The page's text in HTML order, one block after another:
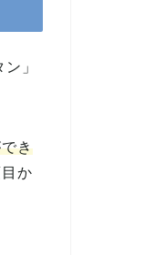
」
き
か